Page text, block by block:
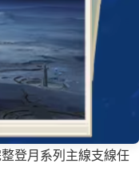
登月系列主線支線任